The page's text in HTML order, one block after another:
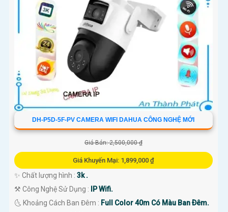
DH-P5D-5F-PV CAMERA WIFI DAHUA CÔNG NGHỆ MỚI
Giá Bán: 2,500,000 ₫
Giá Khuyến Mại: 1,899,000 ₫
✨ Chất lượng hình : 3k .
⚒ Công Nghệ Sử Dụng :
IP Wifi.
🌜 Khoảng Cách Ban Đêm : Full Color 40m Có Màu Ban Ðêm.